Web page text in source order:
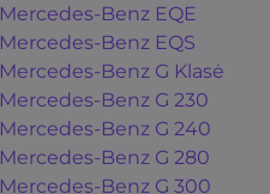
Mercedes-Benz EQE
Mercedes-Benz EQS
Mercedes-Benz G Klasė
Mercedes-Benz G 230
Mercedes-Benz G 240
Mercedes-Benz G 280
Mercedes-Benz G 300